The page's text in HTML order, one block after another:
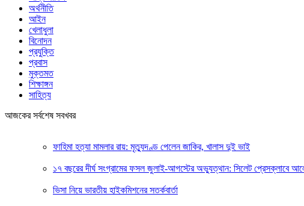
অর্থনীতি
আইন
খেলাধুলা
বিনোদন
প্রযুক্তি
প্রবাস
মুক্তমত
শিক্ষাঙ্গন
সাহিত্য
আজকের সর্বশেষ সবখবর
ফাহিমা হত্যা মামলার রায়: মৃত্যুদণ্ড পেলেন জাকির, খালাস দুই ভাই
১৭ বছরের দীর্ঘ সংগ্রামের ফসল জুলাই-আগস্টের অভ্যুত্থান: সিলেট প্রেসক্লাবে
ভিসা নিয়ে ভারতীয় হাইকমিশনের সতর্কবার্তা